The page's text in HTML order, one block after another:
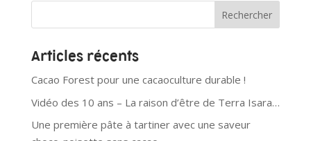
Articles récents
Cacao Forest pour une cacaoculture durable !
Vidéo des 10 ans – La raison d’être de Terra Isara…
Une première pâte à tartiner avec une saveur